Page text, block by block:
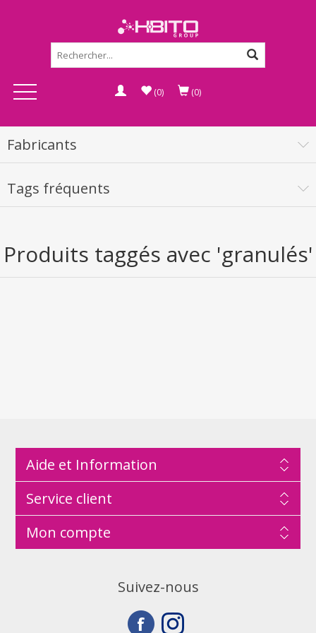
(0) (0)
Fabricants
Tags fréquents
Produits taggés avec 'granulés'
Aide et Information
Service client
Mon compte
Suivez-nous